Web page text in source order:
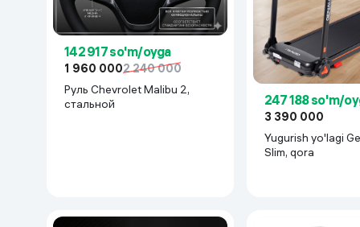
142 917 so'm/oyga
1 960 0002 240 000
Руль Chevrolet Malibu 2,
cтальной
247 188 so'm/
3 390 000
Yugurish yo'lagi
Slim, qora